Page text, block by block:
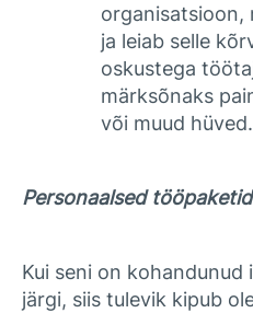
organisatsioon,
ja leiab selle
oskustega
märksõnaks
või muud hüved.
Personaalsed
Kui seni on
järgi, siis tulevik kipub